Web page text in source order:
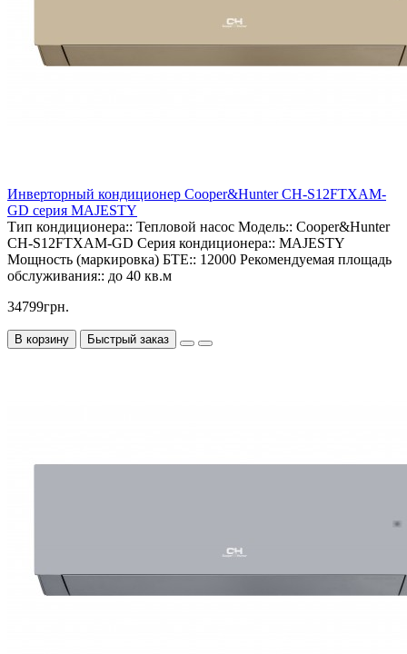
Инверторный кондиционер Cooper&Hunter CH-S12FTXAM-
GD серия MAJESTY
Тип кондиционера:: Тепловой насос Модель:: Cooper&Hunter
CH-S12FTXAM-GD Серия кондиционера:: MAJESTY
Мощность (маркировка) БТЕ:: 12000 Рекомендуемая площадь
обслуживания:: до 40 кв.м
34799грн.
В корзину Быстрый заказ